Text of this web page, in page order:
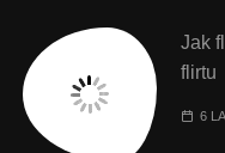
Jak
flirtu
6